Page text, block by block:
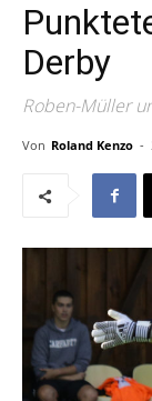
Derby
Roben-Müller
Von Roland Kenzo -